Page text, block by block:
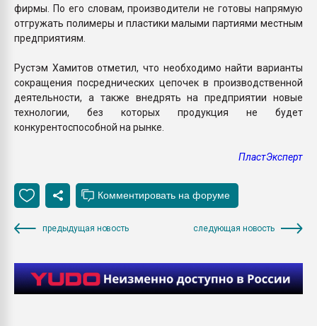
фирмы. По его словам, производители не готовы напрямую
отгружать полимеры и пластики малыми партиями местным
предприятиям.
Рустэм Хамитов отметил, что необходимо найти варианты
сокращения посреднических цепочек в производственной
деятельности, а также внедрять на предприятии новые
технологии, без которых продукция не будет
конкурентоспособной на рынке.
ПластЭксперт
предыдущая новость следующая новость